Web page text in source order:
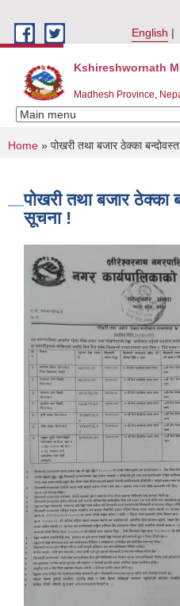
English
Kshireshwornath
Madhesh Province,
You are here
Home » पोखरी तथा बजार ठेक्का
पोखरी तथा बजार ठेक्का
सूचना !